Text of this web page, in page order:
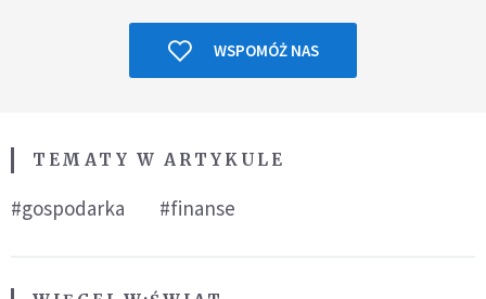
WSPOMÓŻ NAS
TEMATY W ARTYKULE
#gospodarka #finanse